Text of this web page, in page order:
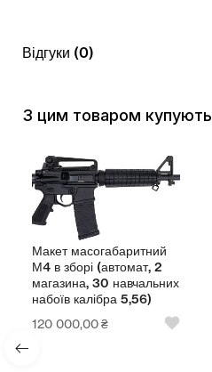
Відгуки (0)
З цим товаром купують
Макет масогабаритний
М4 в зборі (автомат, 2
магазина, 30 навчальних
набоїв калібра 5,56)
120 000,00₴